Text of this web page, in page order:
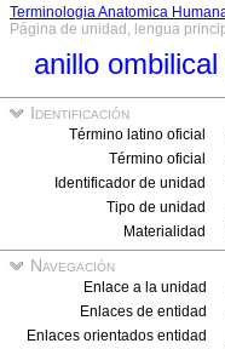
Terminologia Anatomica
Página de unidad, lengua
anillo
Identificación
Término latino oficial
Término oficial
Identificador de unidad
Tipo de unidad
Materialidad
Navegación
Enlace a la unidad
Enlaces de entidad
Enlaces orientados entidad